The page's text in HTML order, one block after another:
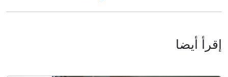
إقرأ أيضا